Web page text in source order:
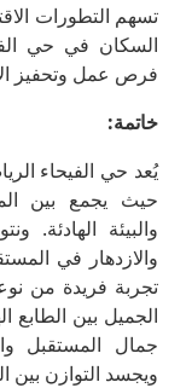
تسهم التطورات
السكان في حي
فرص عمل وتحفيز
خاتمة:
يُعد حي الفيحاء
حيث يجمع بين
والبيئة الهادئة.
والازدهار في
تجربة فريدة من
الجميل بين الطابع
جمال المستقبل
ويجسد التوازن بين